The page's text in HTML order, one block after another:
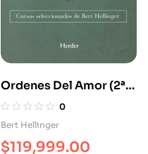
Ordenes Del Amor (2ª
Ed) Cursos
Seleccionados De Bert
Hellinger
0
Bert Hellinger
$119,999.00